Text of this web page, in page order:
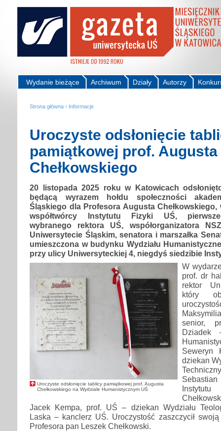
Autorzy
Działy
Archiwum
Wydanie bieżące
Strona główna › Informacje
Uroczyste odsłonięcie
pamiątkowej prof. Augusta
Chełkowskiego
20 listopada 2025 roku w Katowicach
będącą wyrazem hołdu społeczności
Śląskiego dla Profesora Augusta
współtwórcy Instytutu Fizyki UŚ,
wybranego rektora UŚ, współorganizatora
Uniwersytecie Śląskim, senatora i marszałka
umieszczona w budynku Wydziału
przy ulicy Uniwersyteckiej 4, niegdyś siedzibie
Uroczyste odsłonięcie tablicy pamiątkowej prof. Augusta
Chełkowskiego na Wydziale Humanistycznym UŚ
W
prof. dr
rektor
który
senior,
Dziadek
Seweryn
dziekan
Jacek Kempa, prof. UŚ – dziekan Wydziału
Laska – kanclerz UŚ. Uroczystość zaszczycił
Profesora pan Leszek Chełkowski.